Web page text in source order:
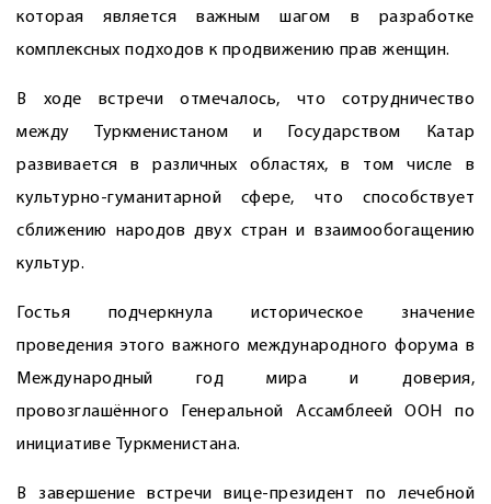
которая является важным шагом в разработке
комплексных подходов к продвижению прав женщин.
В ходе встречи отмечалось, что сотрудничество
между Туркменистаном и Государством Катар
развивается в различных областях, в том числе в
культурно-гуманитарной сфере, что способствует
сближению народов двух стран и взаимообогащению
культур.
Гостья подчеркнула историческое значение
проведения этого важного международного форума в
Международный год мира и доверия,
провозглашённого Генеральной Ассамблеей ООН по
инициативе Туркменистана.
В завершение встречи вице-президент по лечебной